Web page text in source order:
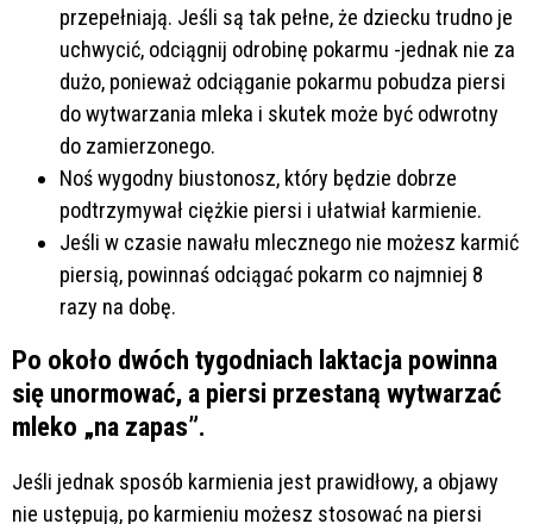
przepełniają. Jeśli są tak pełne, że dziecku trudno je
uchwycić, odciągnij odrobinę pokarmu -jednak nie za
dużo, ponieważ odciąganie pokarmu pobudza piersi
do wytwarzania mleka i skutek może być odwrotny
do zamierzonego.
Noś wygodny biustonosz, który będzie dobrze
podtrzymywał ciężkie piersi i ułatwiał karmienie.
Jeśli w czasie nawału mlecznego nie możesz karmić
piersią, powinnaś odciągać pokarm co najmniej 8
razy na dobę.
Po około dwóch tygodniach laktacja powinna
się unormować, a piersi przestaną wytwarzać
mleko „na zapas”.
Jeśli jednak sposób karmienia jest prawidłowy, a objawy
nie ustępują, po karmieniu możesz stosować na piersi